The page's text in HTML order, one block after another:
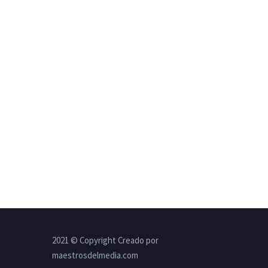
2021 © Copyright Creado por
maestrosdelmedia.com